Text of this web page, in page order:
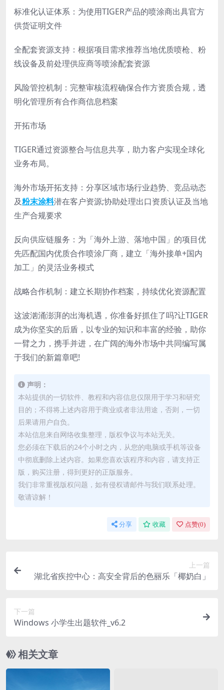
标准化认证体系：为使用TIGER产品的喷涂商出具官方
供货证明文件
全配套资源支持：根据项目需求推荐当地优质喷枪、粉
线设备及前处理供应商等喷涂配套资源
风险管控机制：完整审核流程确保合作方资质合规，透
明化管理所有合作商信息档案
开拓市场
TIGER通过资源整合与信息共享，助力客户实现全球化
业务布局。
海外市场开拓支持：分享区域市场行业趋势、竞品动态
及粉末涂料潜在客户资源;协助处理出口资质认证及当地
生产合规要求
反向供应链服务：为「海外上游、落地中国」的项目优
先匹配国内优质合作喷涂厂商，建立「海外接单+国内
加工」的灵活业务模式
战略合作机制：建立长期协作档案，持续优化资源配置
这波汹涌澎湃的出海机遇，你准备好抓住了吗?让TIGER
成为你坚实的后盾，以专业的知识和丰富的经验，助你
一臂之力，携手并进，在广阔的海外市场中共同编写属
于我们的新篇章吧!
声明：
本站提供的一切软件、教程和内容信息仅限用于学习和研究
目的；不得将上述内容用于商业或者非法用途，否则，一切
后果请用户自负。
本站信息来自网络收集整理，版权争议与本站无关。
您必须在下载后的24个小时之内，从您的电脑或手机等设备
中彻底删除上述内容。如果您喜欢该程序和内容，请支持正
版，购买注册，得到更好的正版服务。
我们非常重视版权问题，如有侵权请邮件与我们联系处理。
敬请谅解！
分享 收藏 点赞(0)
上一篇
湖北省疾控中心：高安全背后的色丽乐「椰奶白」
下一篇
Windows 小学生出题软件_v6.2
相关文章